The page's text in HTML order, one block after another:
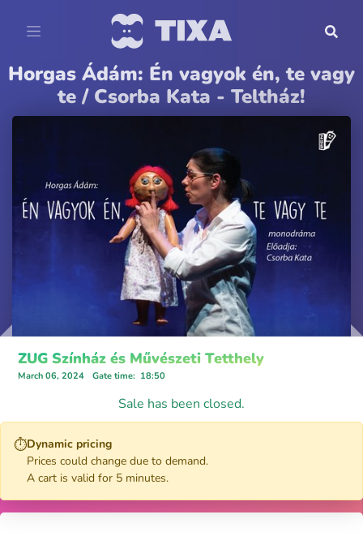
Horgas Ádám: Én vagyok én, te vagy
te / Csorba Kata - Teltház!
ZUG Színház és Művészeti Tetthely
March 06, 2024 Gate time: 18:50
Sale has been closed.
⏱Dynamic pricing
Prices could change due to demand.
A cart is valid for 5 minutes.